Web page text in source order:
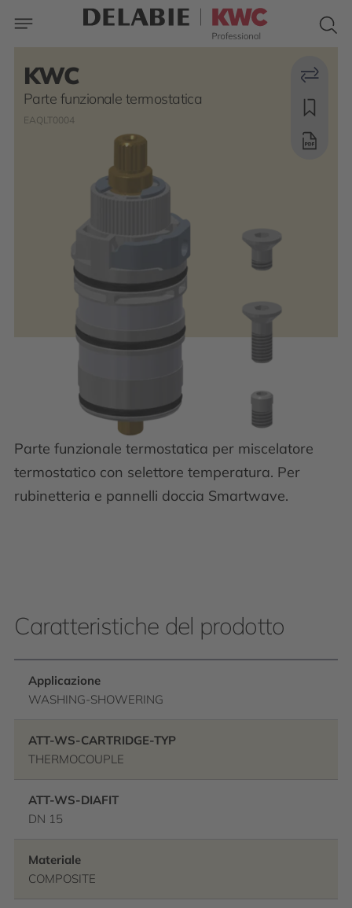
KWC
Parte funzionale termostatica
EAQLT0004
Parte funzionale termostatica per miscelatore
termostatico con selettore temperatura. Per
rubinetteria e pannelli doccia Smartwave.
Caratteristiche del prodotto
Applicazione
WASHING-SHOWERING
ATT-WS-CARTRIDGE-TYP
THERMOCOUPLE
ATT-WS-DIAFIT
DN 15
Materiale
COMPOSITE